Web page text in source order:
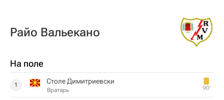
Райо Вальекано
На поле
1 Столе Димитриевски
Вратарь 90‎’‎